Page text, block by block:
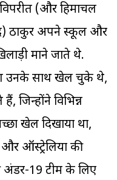
(और हिमाचल
ठाकुर अपने स्कूल और
माने जाते थे.
उनके साथ खेल चुके थे,
जिन्होंने विभिन्न
खेल दिखाया था,
ऑस्ट्रेलिया की
अंडर-19 टीम के लिए